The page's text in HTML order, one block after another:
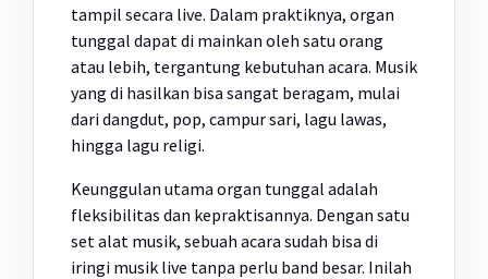
tampil secara live. Dalam praktiknya, organ
tunggal dapat di mainkan oleh satu orang
atau lebih, tergantung kebutuhan acara. Musik
yang di hasilkan bisa sangat beragam, mulai
dari dangdut, pop, campur sari, lagu lawas,
hingga lagu religi.
Keunggulan utama organ tunggal adalah
fleksibilitas dan kepraktisannya. Dengan satu
set alat musik, sebuah acara sudah bisa di
iringi musik live tanpa perlu band besar. Inilah